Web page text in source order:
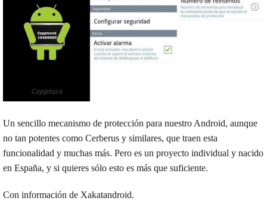
Un sencillo mecanismo de protección para nuestro Android, aunque
no tan potentes como Cerberus y similares, que traen esta
funcionalidad y muchas más. Pero es un proyecto individual y nacido
en España, y si quieres sólo esto es más que suficiente.
Con información de Xakatandroid.